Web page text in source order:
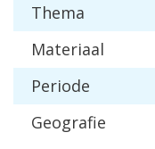
Thema
Materiaal
Periode
Geografie